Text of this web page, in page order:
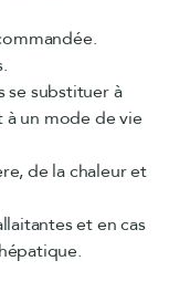
se substituer à
un mode de vie
de la chaleur et
et en cas